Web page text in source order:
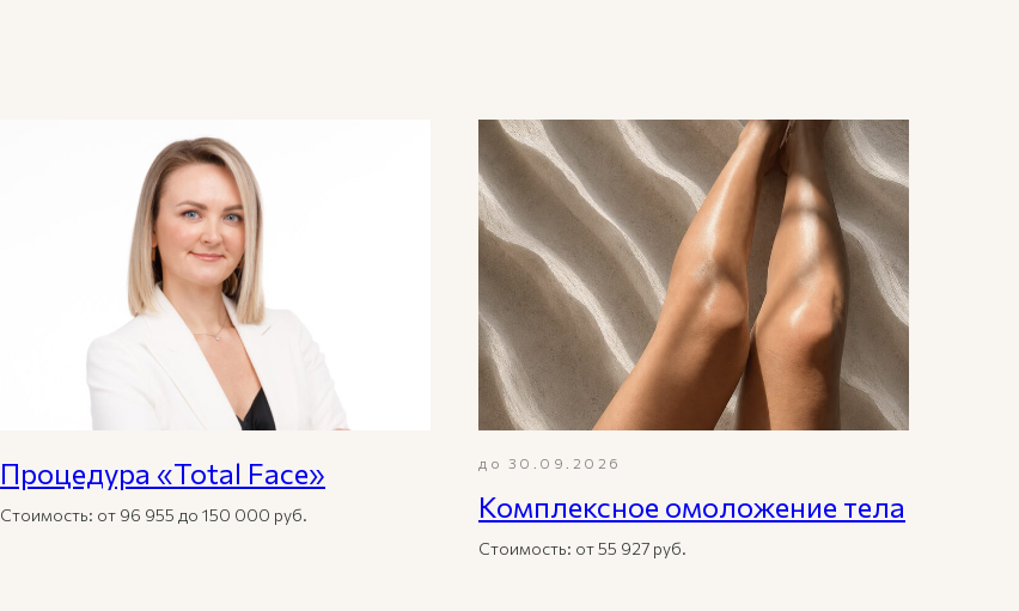
Процедура «Total Face»
Стоимость: от 96 955 до 150 000 руб.
до 30.09.2026
Комплексное омоложение тела
Стоимость: от 55 927 руб.